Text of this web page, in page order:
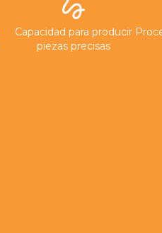
Capacidad para producir
piezas precisas